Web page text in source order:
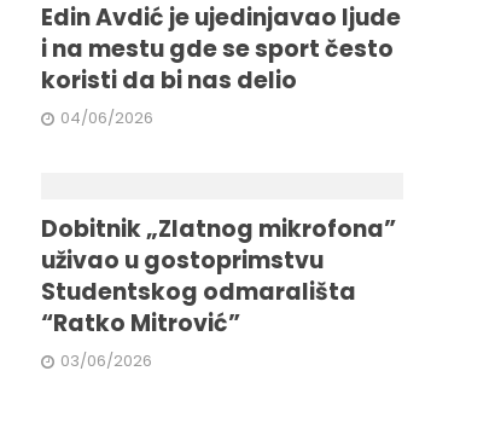
Edin Avdić je ujedinjavao ljude
i na mestu gde se sport često
koristi da bi nas delio
04/06/2026
Dobitnik „Zlatnog mikrofona”
uživao u gostoprimstvu
Studentskog odmarališta
“Ratko Mitrović”
03/06/2026